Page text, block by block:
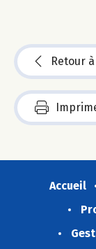
Retour
Accueil